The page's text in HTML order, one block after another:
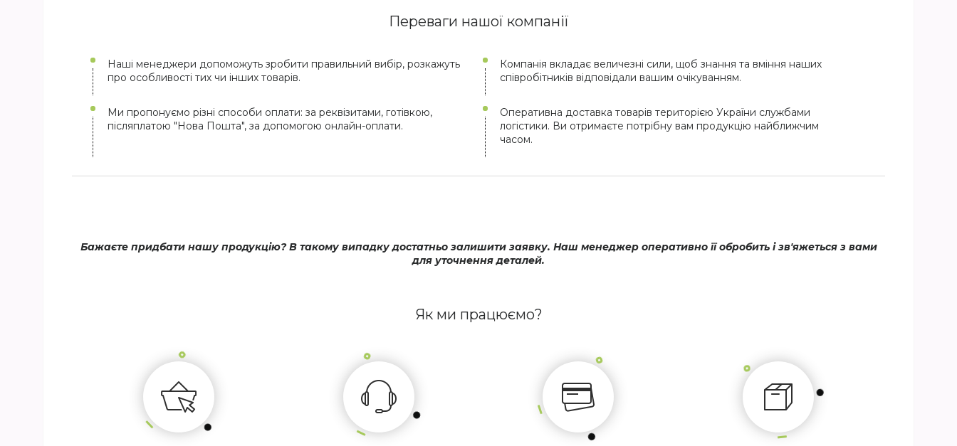
Переваги нашої компанії
Наші менеджери допоможуть зробити правильний вибір, розкажуть
про особливості тих чи інших товарів.
Компанія вкладає величезні сили, щоб знання та вміння наших
співробітників відповідали вашим очікуванням.
Ми пропонуємо різні способи оплати: за реквізитами, готівкою,
післяплатою "Нова Пошта", за допомогою онлайн-оплати.
Оперативна доставка товарів територією України службами
логістики. Ви отримаєте потрібну вам продукцію найближчим
часом.
Бажаєте придбати нашу продукцію? В такому випадку достатньо залишити заявку. Наш менеджер оперативно її обробить і зв'яжеться з вами
для уточнення деталей.
Як ми працюємо?